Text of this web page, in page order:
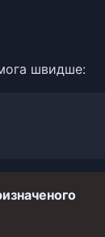
швидше: